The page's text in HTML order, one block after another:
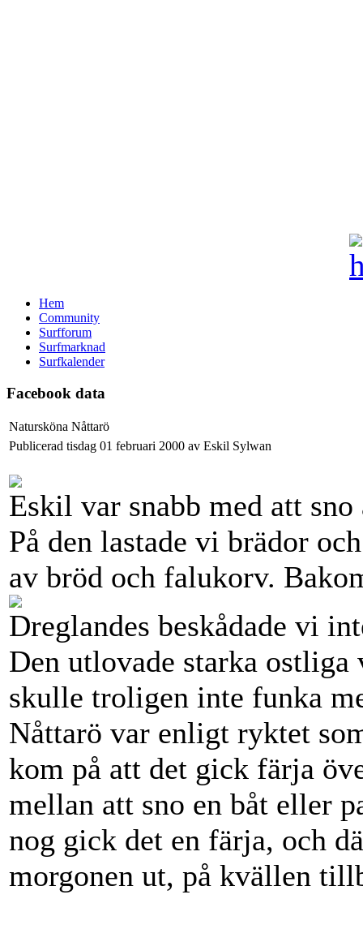
Hem
Community
Surfforum
Surfmarknad
Surfkalender
Facebook data
Natursköna Nåttarö
Publicerad tisdag 01 februari 2000 av Eskil Sylwan
Eskil var snabb med att
På den lastade vi brädor
av bröd och falukorv.
Dreglandes beskådade vi
Den utlovade starka
skulle troligen inte funka
Nåttarö var enligt ryktet
kom på att det gick färja
mellan att sno en båt eller
nog gick det en färja, och
morgonen ut, på kvällen